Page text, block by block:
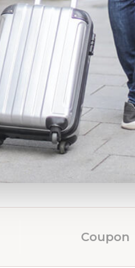
Le 46 camere dell'Oasi
Tipologia Camera Superficie
Classic Matrimoniale18 m²
Quadrupla Classic
Camera Executive
32 m²
La politica dell'Oasi Village
Quali
Oasi Village Hotel offre
Celiac-Friendly Buffet:
Sconti Long Stay: